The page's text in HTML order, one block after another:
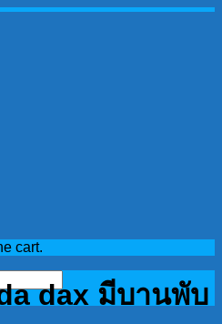
cart.
dax มีบานพับ